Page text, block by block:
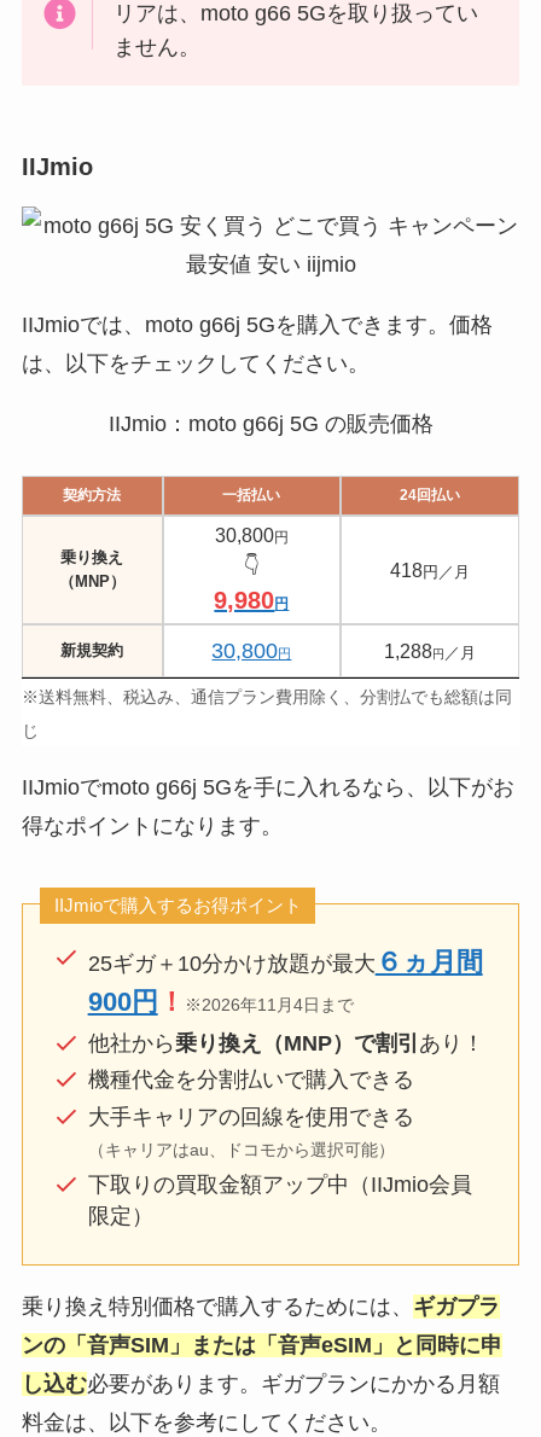
リアは、moto g66 5Gを取り扱ってい
ません。
IIJmio
IIJmioでは、moto g66j 5Gを購入できます。価格
は、以下をチェックしてください。
IIJmio：moto g66j 5G の販売価格
契約方法 一括払い 24回払い
乗り換え
（MNP）
30,800円
👇️
9,980円
418円／月
新規契約 30,800円 1,288円 ／月
※送料無料、税込み、通信プラン費用除く、分割払でも総額は同
じ
IIJmioでmoto g66j 5Gを手に入れるなら、以下がお
得なポイントになります。
IIJmioで購入するお得ポイント
25ギガ＋10分かけ放題が最大 ６ヵ月間
900円 ！ ※2026年11月4日まで
他社から乗り換え（MNP）で割引 あり！
機種代金を分割払いで購入できる
大手キャリアの回線を使用できる
（キャリアはau、ドコモから選択可能）
下取りの買取金額アップ中（IIJmio会員
限定）
乗り換え特別価格で購入するためには、 ギガプラ
ンの「音声SIM」または「音声eSIM」と同時に申
し込む必要があります。ギガプランにかかる月額
料金は、以下を参考にしてください。